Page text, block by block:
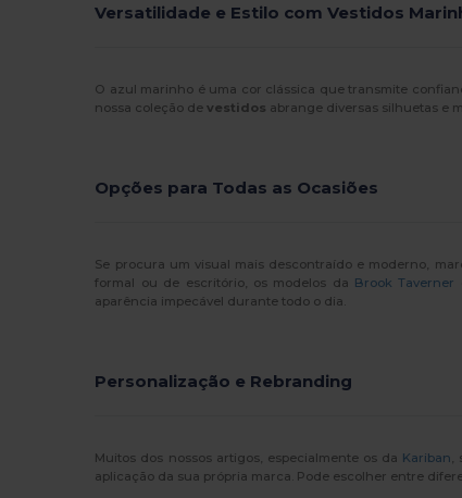
Versatilidade e Estilo com Vestidos
O azul marinho é uma cor clássica que transmite
nossa coleção devestidos abrange diversas silhuetas e
Opções para Todas as Ocasiões
Se procura um visual mais descontraído e moderno,
formal ou de escritório, os modelos da Brook Taverner
aparência impecável durante todo o dia.
Personalização e Rebranding
Muitos dos nossos artigos, especialmente os da Kariban
aplicação da sua própria marca. Pode escolher entre